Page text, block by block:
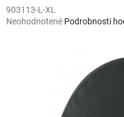
903113-L-XL
Priemerné
Neohodnotené Podrobnosti